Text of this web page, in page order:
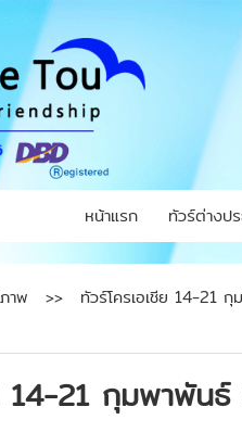
หน้าแรก ทัวร์ต่างปร
าพ ทัวร์โครเอเชีย 14-21
14-21 กุมพาพัน